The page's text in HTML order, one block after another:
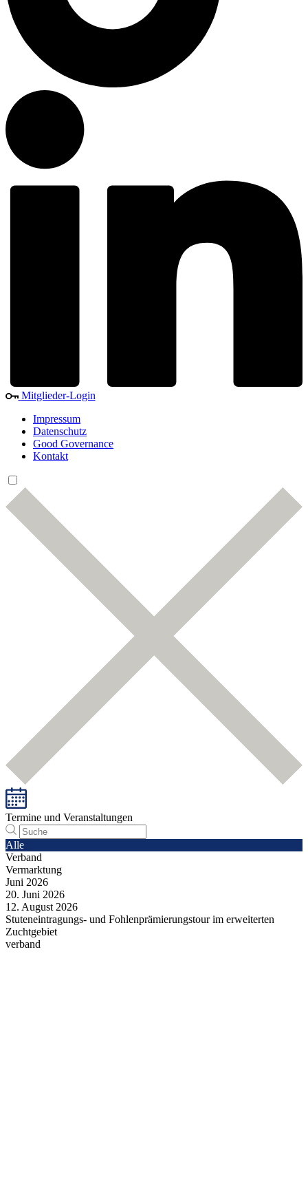
Mitglieder-Login
Impressum
Datenschutz
Good Governance
Kontakt
Termine und Veranstaltungen
Alle
Verband
Vermarktung
Juni 2026
20. Juni 2026
12. August 2026
Stuteneintragungs- und Fohlenprämierungstour im erweiterten
Zuchtgebiet
verband